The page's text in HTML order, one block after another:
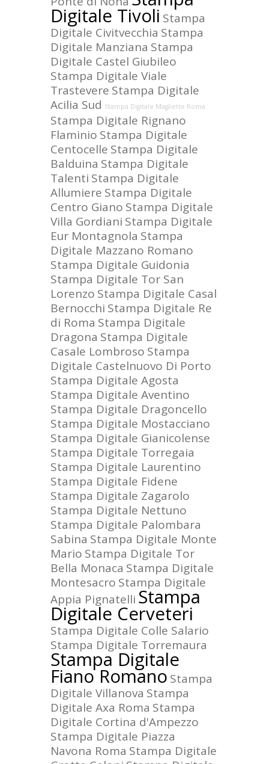
Digitale Tivoli Stampa
Digitale Civitvecchia Stampa
Digitale Manziana Stampa
Digitale Castel Giubileo
Stampa Digitale Viale
Trastevere Stampa Digitale
Acilia Sud Stampa Digitale Magliette Roma
Stampa Digitale Rignano
Flaminio Stampa Digitale
Centocelle Stampa Digitale
Balduina Stampa Digitale
Talenti Stampa Digitale
Allumiere Stampa Digitale
Centro Giano Stampa Digitale
Villa Gordiani Stampa Digitale
Eur Montagnola Stampa
Digitale Mazzano Romano
Stampa Digitale Guidonia
Stampa Digitale Tor San
Lorenzo Stampa Digitale Casal
Bernocchi Stampa Digitale Re
di Roma Stampa Digitale
Dragona Stampa Digitale
Casale Lombroso Stampa
Digitale Castelnuovo Di Porto
Stampa Digitale Agosta
Stampa Digitale Aventino
Stampa Digitale Dragoncello
Stampa Digitale Mostacciano
Stampa Digitale Gianicolense
Stampa Digitale Torregaia
Stampa Digitale Laurentino
Stampa Digitale Fidene
Stampa Digitale Zagarolo
Stampa Digitale Nettuno
Stampa Digitale Palombara
Sabina Stampa Digitale Monte
Mario Stampa Digitale Tor
Bella Monaca Stampa Digitale
Montesacro Stampa Digitale
Appia Pignatelli Stampa
Digitale Cerveteri
Stampa Digitale Colle Salario
Stampa Digitale Torremaura
Stampa Digitale
Fiano Romano Stampa
Digitale Villanova Stampa
Digitale Axa Roma Stampa
Digitale Cortina d'Ampezzo
Stampa Digitale Piazza
Navona Roma Stampa Digitale